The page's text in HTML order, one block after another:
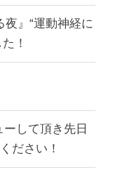
』“運動神経に
！
して頂き先日
ださい！